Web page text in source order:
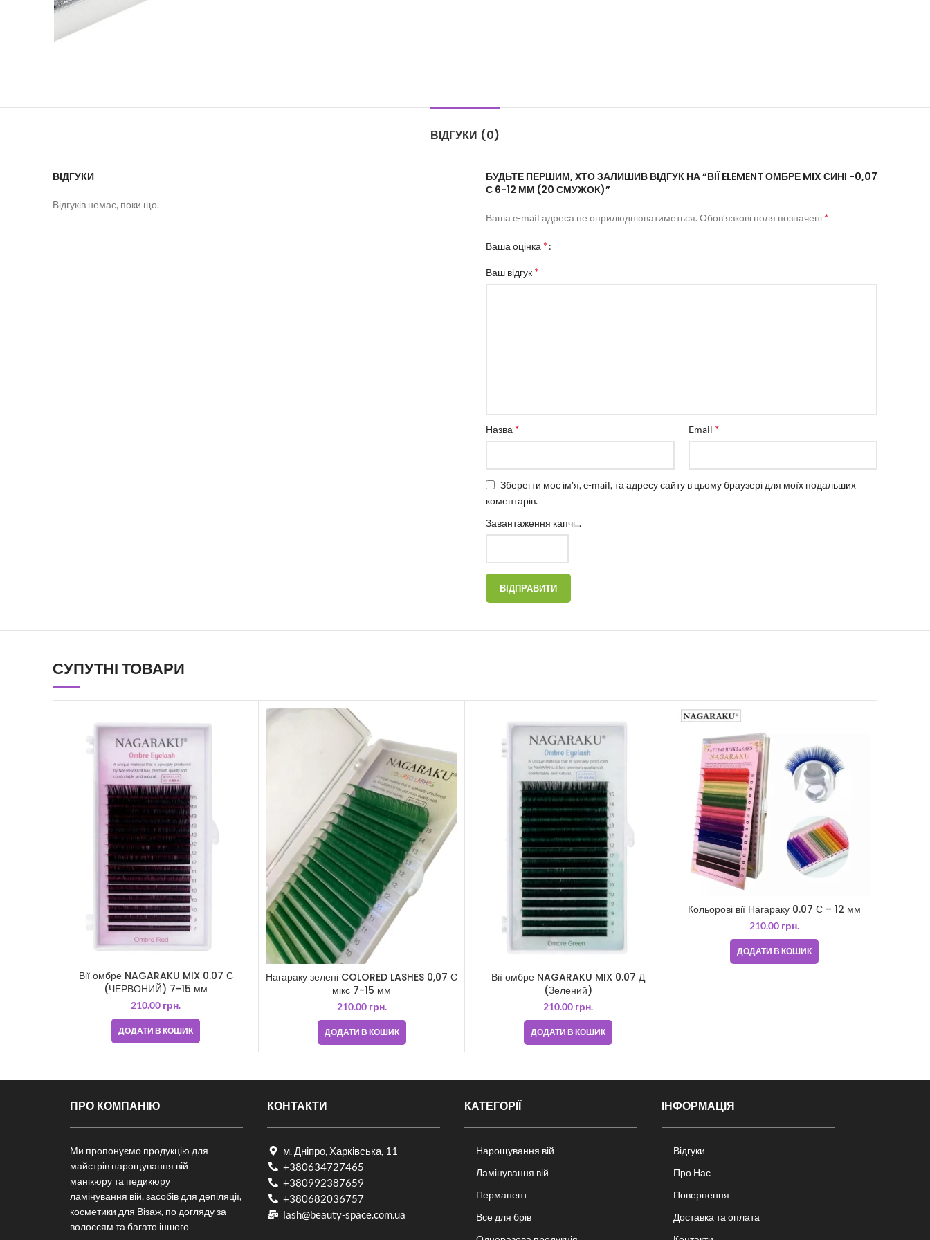
ВІДГУКИ (0)
ВІДГУКИ
Відгуків немає, поки що.
БУДЬТЕ ПЕРШИМ, ХТО ЗАЛИШИВ ВІДГУК НА “ВІЇ ELEMENT ОМБРЕ MIX СИНІ -0,07
С 6-12 ММ (20 СМУЖОК)”
Ваша e-mail адреса не оприлюднюватиметься. Обов’язкові поля позначені *
Ваша оцінка *
Ваш відгук *
Назва * Email *
Зберегти моє ім'я, e-mail, та адресу сайту в цьому браузері для моїх подальших
коментарів.
Завантаження капчі...
СУПУТНІ ТОВАРИ
Вії омбре NAGARAKU MIX 0.07 С
(ЧЕРВОНИЙ) 7-15 мм
210.00 грн.
ДОДАТИ В КОШИК
Нагараку зелені COLORED LASHES 0,07 С
мікс 7-15 мм
210.00 грн.
ДОДАТИ В КОШИК
Вії омбре NAGARAKU MIX 0.07 Д
(Зелений)
210.00 грн.
ДОДАТИ В КОШИК
Кольорові вії Нагараку 0.07 С – 12 мм
210.00 грн.
ДОДАТИ В КОШИК
ПРО КОМПАНІЮ
Ми пропонуємо продукцію для
майстрів нарощування вій
манікюру та педикюру
ламінування вій, засобів для депіляції,
косметики для Візаж, по догляду за
волоссям та багато іншого
КОНТАКТИ
м. Дніпро, Харківська, 11
+380634727465
+380992387659
+380682036757​
lash@beauty-space.com.ua
КАТЕГОРІЇ
Нарощування вій
Ламінування вій
Перманент
Все для брів
ІНФОРМАЦІЯ
Відгуки
Про Нас
Повернення
Доставка та оплата